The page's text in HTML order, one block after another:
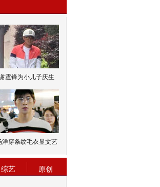
霆锋为小儿子庆生
洋穿条纹毛衣显文艺
综艺 原创